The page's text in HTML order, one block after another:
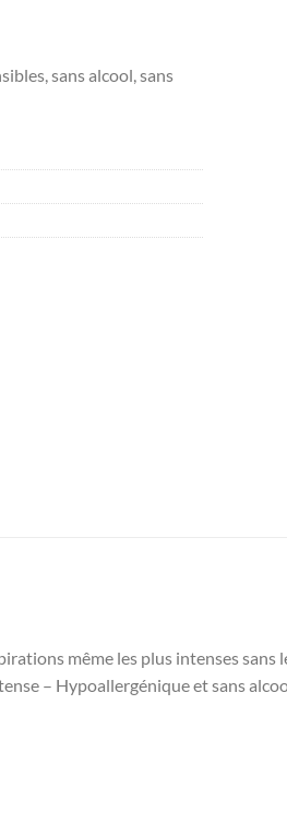
sans alcool, sans
même les plus intenses sans
– Hypoallergénique et sans